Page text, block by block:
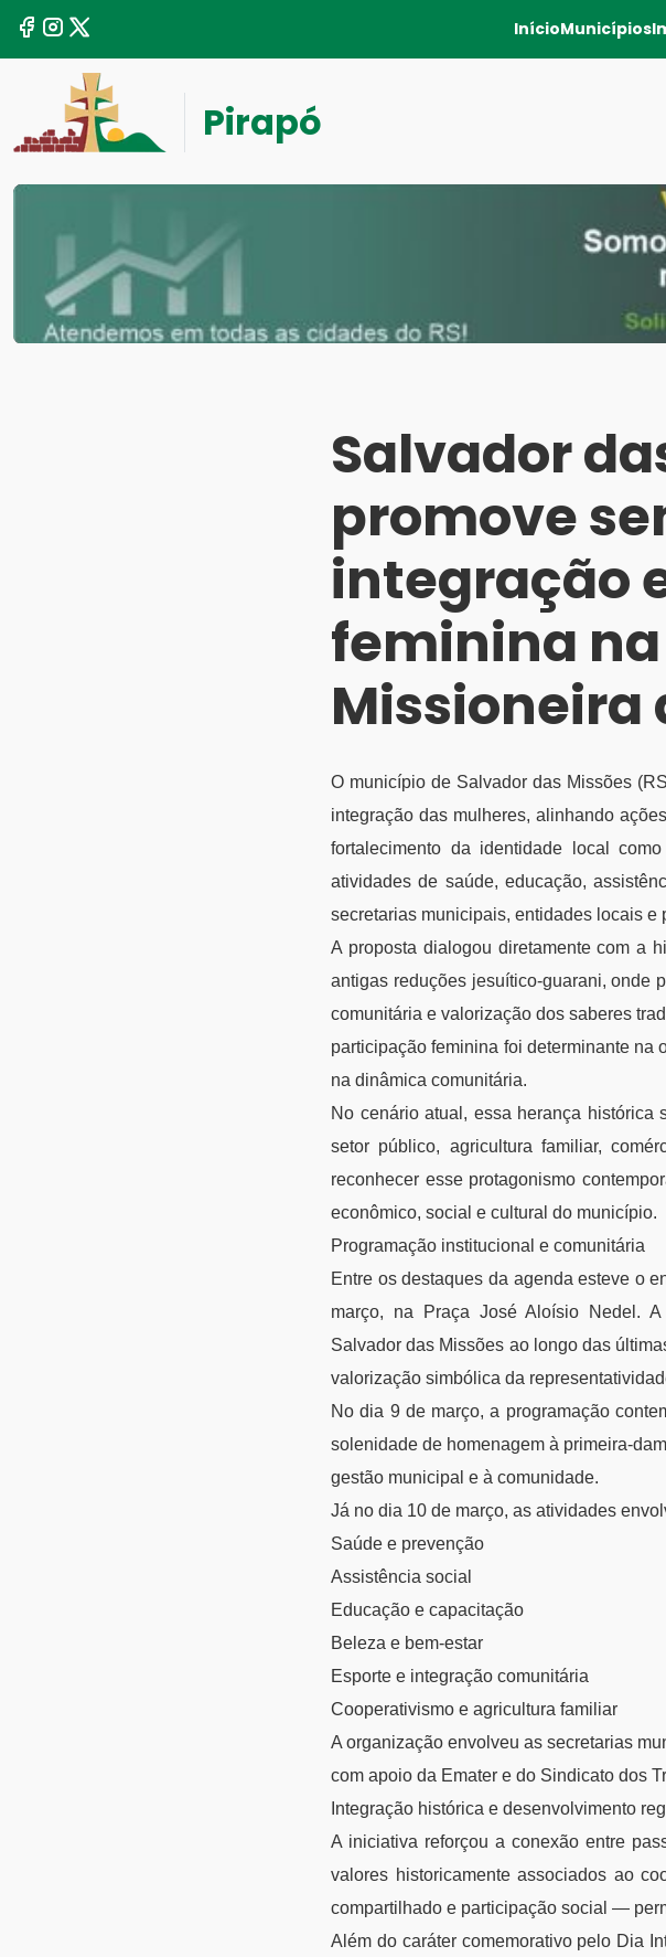
InícioMunicípios
Pirapó
Salvador
promove
integração
feminina
Missioneira
O município de Salvador das Missões
integração das mulheres, alinhando
fortalecimento da identidade local
atividades de saúde, educação,
secretarias municipais, entidades locais e
A proposta dialogou diretamente com a
antigas reduções jesuítico-guarani, onde
comunitária e valorização dos saberes
participação feminina foi determinante na
na dinâmica comunitária.
No cenário atual, essa herança histórica
setor público, agricultura familiar,
reconhecer esse protagonismo
econômico, social e cultural do município.
Programação institucional e comunitária
Entre os destaques da agenda esteve o
março, na Praça José Aloísio Nedel.
Salvador das Missões ao longo das
valorização simbólica da
No dia 9 de março, a programação
solenidade de homenagem à primeira-
gestão municipal e à comunidade.
Já no dia 10 de março, as atividades
Saúde e prevenção
Assistência social
Educação e capacitação
Beleza e bem-estar
Esporte e integração comunitária
Cooperativismo e agricultura familiar
A organização envolveu as secretarias
com apoio da Emater e do Sindicato dos
Integração histórica e desenvolvimento
A iniciativa reforçou a conexão entre
valores historicamente associados ao
compartilhado e participação social —
Além do caráter comemorativo pelo Dia